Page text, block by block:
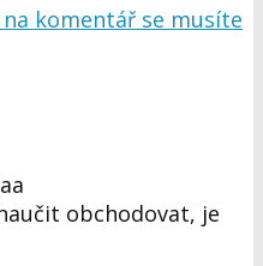
komentář se musíte
obchodovat, je